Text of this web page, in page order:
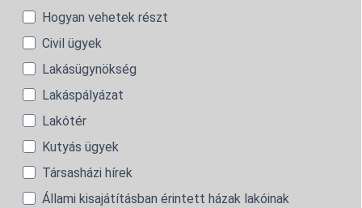
Hogyan vehetek részt
Civil ügyek
Lakásügynökség
Lakáspályázat
Lakótér
Kutyás ügyek
Társasházi hírek
Állami kisajátításban érintett házak lakóinak